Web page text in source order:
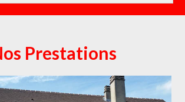
Prestations